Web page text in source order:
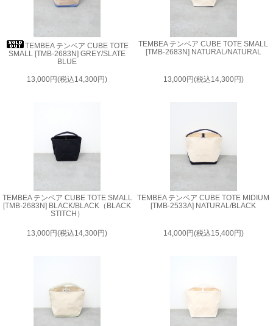
TEMBEA テンベア CUBE TOTE
SMALL [TMB-2683N] GREY/SLATE
BLUE
13,000円(税込14,300円)
TEMBEA テンベア CUBE TOTE SMALL
[TMB-2683N] NATURAL/NATURAL
13,000円(税込14,300円)
TEMBEA テンベア CUBE TOTE SMALL
[TMB-2683N] BLACK/BLACK（BLACK
STITCH）
13,000円(税込14,300円)
TEMBEA テンベア CUBE TOTE MIDIUM
[TMB-2533A] NATURAL/BLACK
14,000円(税込15,400円)